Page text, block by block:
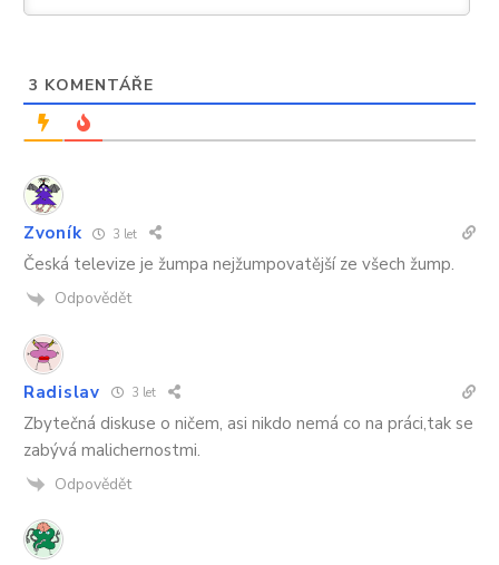
3 KOMENTÁŘE
Zvoník 3 let
Česká televize je žumpa nejžumpovatější ze všech žump.
Odpovědět
Radislav 3 let
Zbytečná diskuse o ničem, asi nikdo nemá co na práci,tak se
zabývá malichernostmi.
Odpovědět